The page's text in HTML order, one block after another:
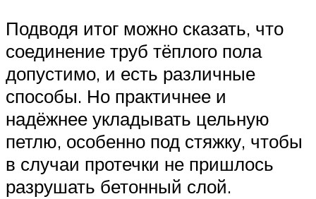
Подводя итог можно сказать, что
соединение труб тёплого пола
допустимо, и есть различные
способы. Но практичнее и
надёжнее укладывать цельную
петлю, особенно под стяжку, чтобы
в случаи протечки не пришлось
разрушать бетонный слой.